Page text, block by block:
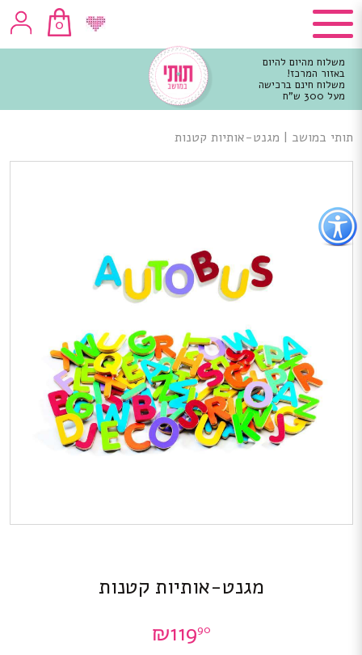
כפתור
לפתיחת
תפריט
נגישות
0
משלוח מהיום להיום
באזור המרכז!
משלוח חינם ברכישה
מעל 300 ש"ח
מרכזי
תותי במושב | מגנט-אותיות קטנות
מגנט-אותיות קטנות
₪11990